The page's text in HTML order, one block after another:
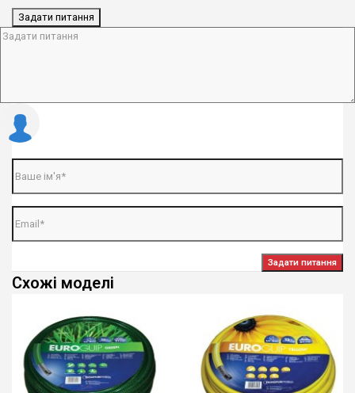
Задати питання
Задати питання
Схожі моделі